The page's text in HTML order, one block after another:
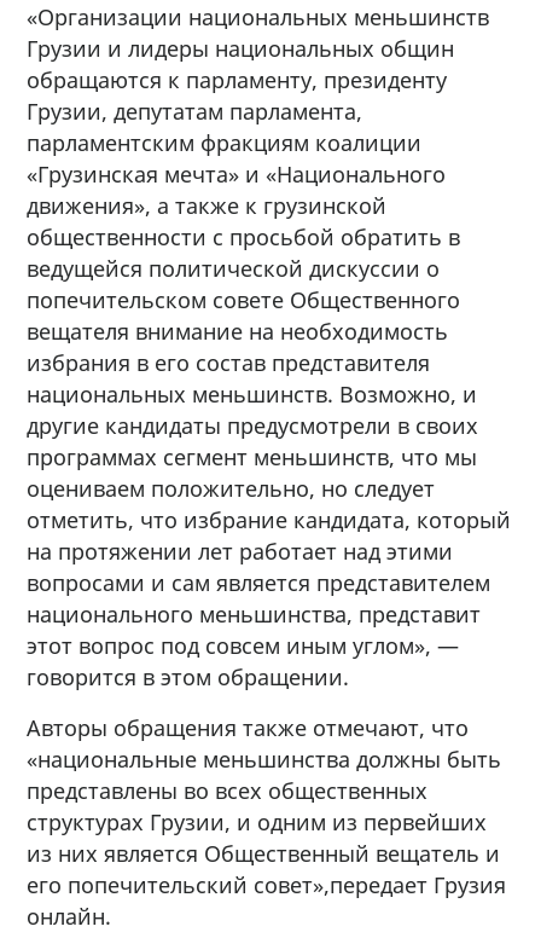
«Организации национальных меньшинств
Грузии и лидеры национальных общин
обращаются к парламенту, президенту
Грузии, депутатам парламента,
парламентским фракциям коалиции
«Грузинская мечта» и «Национального
движения», а также к грузинской
общественности с просьбой обратить в
ведущейся политической дискуссии о
попечительском совете Общественного
вещателя внимание на необходимость
избрания в его состав представителя
национальных меньшинств. Возможно, и
другие кандидаты предусмотрели в своих
программах сегмент меньшинств, что мы
оцениваем положительно, но следует
отметить, что избрание кандидата, который
на протяжении лет работает над этими
вопросами и сам является представителем
национального меньшинства, представит
этот вопрос под совсем иным углом», —
говорится в этом обращении.
Авторы обращения также отмечают, что
«национальные меньшинства должны быть
представлены во всех общественных
структурах Грузии, и одним из первейших
из них является Общественный вещатель и
его попечительский совет»,передает Грузия
онлайн.